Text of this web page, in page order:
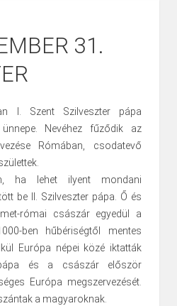
31.
I. Szent Szilveszter pápa
Nevéhez fűződik az
Rómában, csodatevő
ha lehet ilyent mondani
be II. Szilveszter pápa. Ő és
római császár egyedül a
ben hűbériségtől mentes
Európa népei közé iktatták
és a császár először
Európa megszervezését.
a magyaroknak.